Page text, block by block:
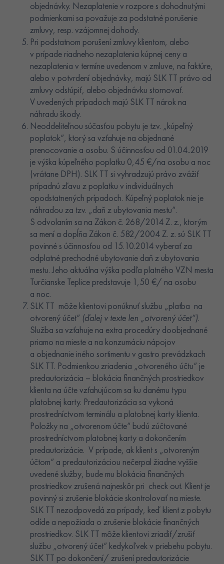
objednávky. Nezaplatenie v rozpore s dohodnutými
podmienkami sa považuje za podstatné porušenie
zmluvy, resp. vzájomnej dohody.
Pri podstatnom porušení zmluvy klientom, alebo
v prípade riadneho nezaplatenia kúpnej ceny a
nezaplatenia v termíne uvedenom v zmluve, na faktúre,
alebo v potvrdení objednávky, majú SLK TT právo od
zmluvy odstúpiť, alebo objednávku stornovať.
V uvedených prípadoch majú SLK TT nárok na
náhradu škody.
Neoddeliteľnou súčasťou pobytu je tzv. „kúpeľný
poplatok“, ktorý sa vzťahuje na objednané
prenocovanie a osobu. S účinnosťou od 01.04..2019
je výška kúpeľného poplatku 0,45 €/na osobu a noc
(vrátane DPH). SLK TT si vyhradzujú právo zvážiť
prípadnú zľavu z poplatku v individuálnych
opodstatnených prípadoch. Kúpeľný poplatok nie je
náhradou za tzv. „daň z ubytovania mestu“.
S odvolaním sa na Zákon č. 268/2014 Z. z., ktorým
sa mení a dopĺňa Zákon č. 582/2004 Z. z. sú SLK TT
povinné s účinnosťou od 15.10.2014 vyberať za
odplatné prechodné ubytovanie daň z ubytovania
mestu. Jeho aktuálna výška podľa platného VZN mesta
Turčianske Teplice predstavuje 1,50 €/ na osobu
a noc.
SLK TT môže klientovi ponúknuť službu „platba na
otvorený účet“ (ďalej v texte len „otvorený účet“).
Služba sa vzťahuje na extra procedúry doobjednané
priamo na mieste a na konzumáciu nápojov
a objednanie iného sortimentu v gastro prevádzkach
SLK TT. Podmienkou zriadenia „otvoreného účtu“ je
predautorizácia – blokácia finančných prostriedkov
klienta na účte vzťahujúcom sa ku danému typu
platobnej karty. Predautorizácia sa vykoná
prostredníctvom terminálu a platobnej karty klienta.
Položky na „otvorenom účte“ budú zúčtované
prostredníctvom platobnej karty a dokončením
predautorizácie. V prípade, ak klient s „otvoreným
účtom“ a predautorizáciou nečerpal žiadne vyššie
uvedené služby, bude mu blokácia finančných
prostriedkov zrušená najneskôr pri check out. Klient je
povinný si zrušenie blokácie skontrolovať na mieste.
SLK TT nezodpovedá za prípady, keď klient z pobytu
odíde a nepožiada o zrušenie blokácie finančných
prostriedkov. SLK TT môže klientovi zriadiť/zrušiť
službu „otvorený účet“ kedykoľvek v priebehu pobytu.
SLK TT po dokončení/ zrušení predautorizácie